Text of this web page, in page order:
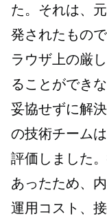
た。それは、
発されたもの
ラウザ上の厳
ることができ
妥協せずに解
の技術チーム
評価しました
あったため、
運用コスト、